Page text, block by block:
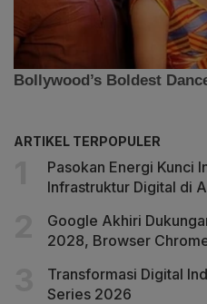
ARTIKEL TERPOPULER
Pasokan Energi Kunci
Infrastruktur Digital di
Google Akhiri
2028, Browser
Transformasi Digital
Series 2026